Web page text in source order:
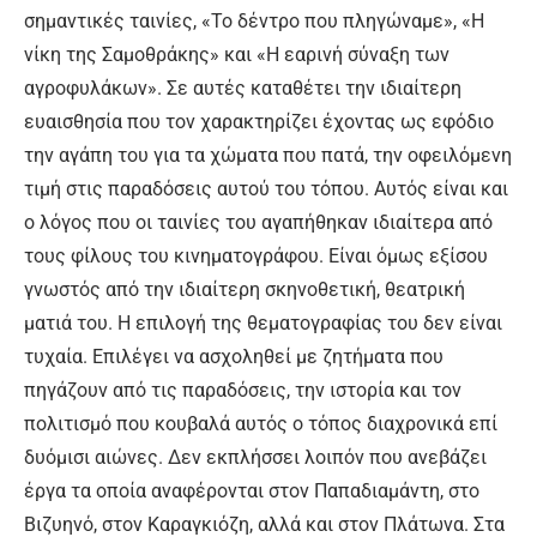
σημαντικές ταινίες, «Το δέντρο που πληγώναμε», «Η
νίκη της Σαμοθράκης» και «Η εαρινή σύναξη των
αγροφυλάκων». Σε αυτές καταθέτει την ιδιαίτερη
ευαισθησία που τον χαρακτηρίζει έχοντας ως εφόδιο
την αγάπη του για τα χώματα που πατά, την οφειλόμενη
τιμή στις παραδόσεις αυτού του τόπου. Αυτός είναι και
ο λόγος που οι ταινίες του αγαπήθηκαν ιδιαίτερα από
τους φίλους του κινηματογράφου. Είναι όμως εξίσου
γνωστός από την ιδιαίτερη σκηνοθετική, θεατρική
ματιά του. Η επιλογή της θεματογραφίας του δεν είναι
τυχαία. Επιλέγει να ασχοληθεί με ζητήματα που
πηγάζουν από τις παραδόσεις, την ιστορία και τον
πολιτισμό που κουβαλά αυτός ο τόπος διαχρονικά επί
δυόμισι αιώνες. Δεν εκπλήσσει λοιπόν που ανεβάζει
έργα τα οποία αναφέρονται στον Παπαδιαμάντη, στο
Βιζυηνό, στον Καραγκιόζη, αλλά και στον Πλάτωνα. Στα